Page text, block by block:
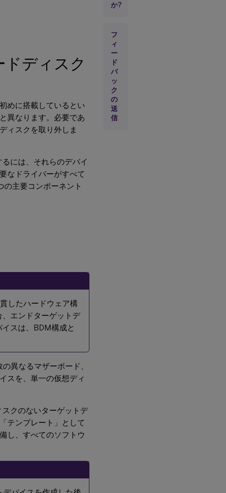
ディスク
めに搭載しているとい
異なります。必要であ
ィスクを取り外しま
には、それらのデバイ
なドライバーがすべて
主要コンポーネント
したハードウェア構
エンドターゲットデ
スは、BDM構成と
異なるマザーボード、
スを、単一の仮想ディ
クのないターゲットデ
テンプレート」として
し、すべてのソフトウ
ター
ゲッ
バイ
スの
UEFI
の構
成
マ
か?
フ
ィ
ー
ド
バ
ッ
ク
の
送
信